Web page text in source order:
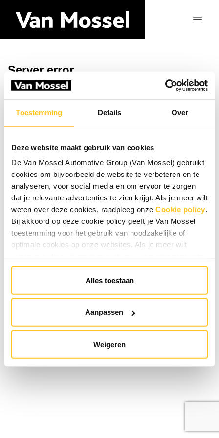
Toestemming Details Over
Deze website maakt gebruik van cookies
De Van Mossel Automotive Group (Van Mossel) gebruikt
cookies om bijvoorbeeld de website te verbeteren en te
analyseren, voor social media en om ervoor te zorgen
dat je relevante advertenties te zien krijgt. Als je meer wilt
weten over deze cookies, raadpleeg onze Cookie policy.
Bij akkoord op deze cookie policy geeft je Van Mossel
toestemming voor het gebruik van noodzakelijke of
optimale cookies op onze websites. Als je meer wilt
raadpleeg onzePrivacyverklaring. Je kunt de cookie
instellingen te allen tijde aanpassen via de link onderaan
de website.
Alles toestaan
Aanpassen
Weigeren
Server error